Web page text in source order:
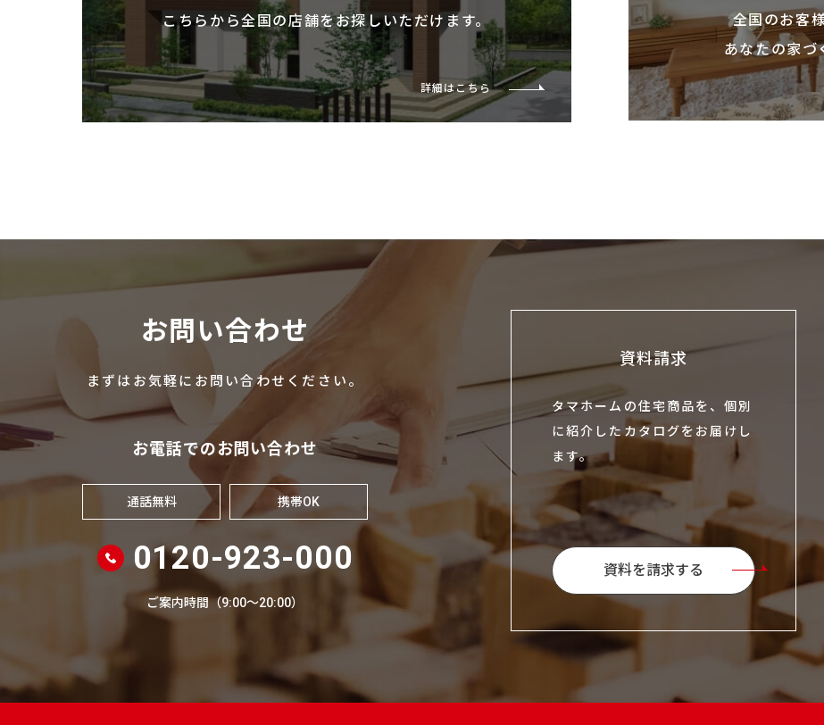
こちらから全国の店舗をお探しいただけます。
詳細はこちら
全国のお客
あなたの家づ
お問い合わせ
まずはお気軽にお問い合わせください。
お電話でのお問い合わせ
通話無料 携帯OK
0120-923-000
ご案内時間（9:00～20:00）
資料請求
タマホームの住宅商品を、個別
に紹介したカタログをお届けし
ます。
資料を請求する